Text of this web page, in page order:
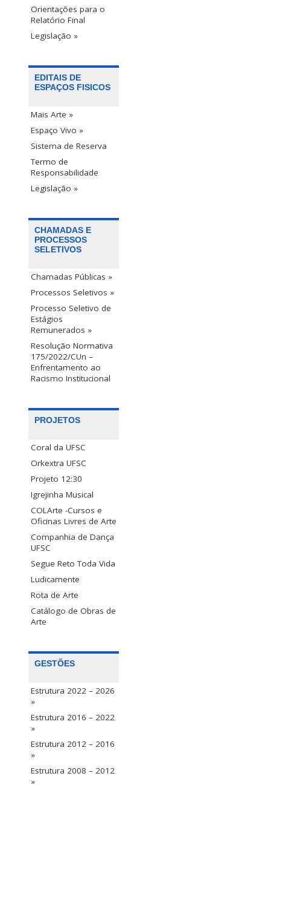
Orientações para o
Relatório Final
Legislação »
EDITAIS DE
ESPAÇOS FISICOS
Mais Arte »
Espaço Vivo »
Sistema de Reserva
Termo de
Responsabilidade
Legislação »
CHAMADAS E
PROCESSOS
SELETIVOS
Chamadas Públicas »
Processos Seletivos »
Processo Seletivo de
Estágios
Remunerados »
Resolução Normativa
175/2022/CUn –
Enfrentamento ao
Racismo Institucional
PROJETOS
Coral da UFSC
Orkextra UFSC
Projeto 12:30
Igrejinha Musical
COLArte -Cursos e
Oficinas Livres de Arte
Companhia de Dança
UFSC
Segue Reto Toda Vida
Ludicamente
Rota de Arte
Catálogo de Obras de
Arte
GESTÕES
Estrutura 2022 – 2026
»
Estrutura 2016 – 2022
»
Estrutura 2012 – 2016
»
Estrutura 2008 – 2012
»